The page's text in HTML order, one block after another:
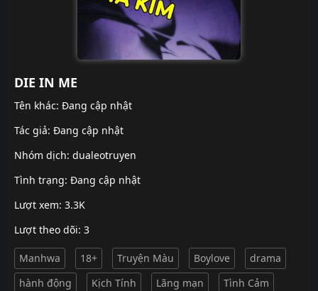
DIE IN ME
Tên khác: Đang cập nhật
Tác giả: Đang cập nhật
Nhóm dịch: dualeotruyen
Tình trạng: Đang cập nhật
Lượt xem: 3.3K
Lượt theo dõi: 3
Manhwa 18+ Truyện Màu Boylove
drama
hành động
Kịch Tính Lãng mạn Tình Cảm